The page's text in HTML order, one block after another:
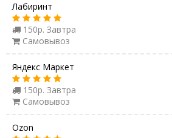
Лабиринт
150р. Завтра
Самовывоз
Яндекс Маркет
150р. Завтра
Самовывоз
Ozon